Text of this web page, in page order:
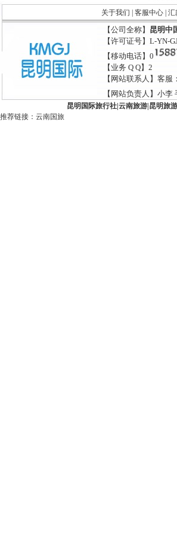
关于我们 客服中心| 汇
【公司全称】 昆明中
【许可证号】L-YN-
【移动电话】0
【业务 Q Q】2
【网站联系人】客服
【网站负责人】小李
昆明国际旅行社| 云南旅游| 昆明旅游
推荐链接： 云南国旅